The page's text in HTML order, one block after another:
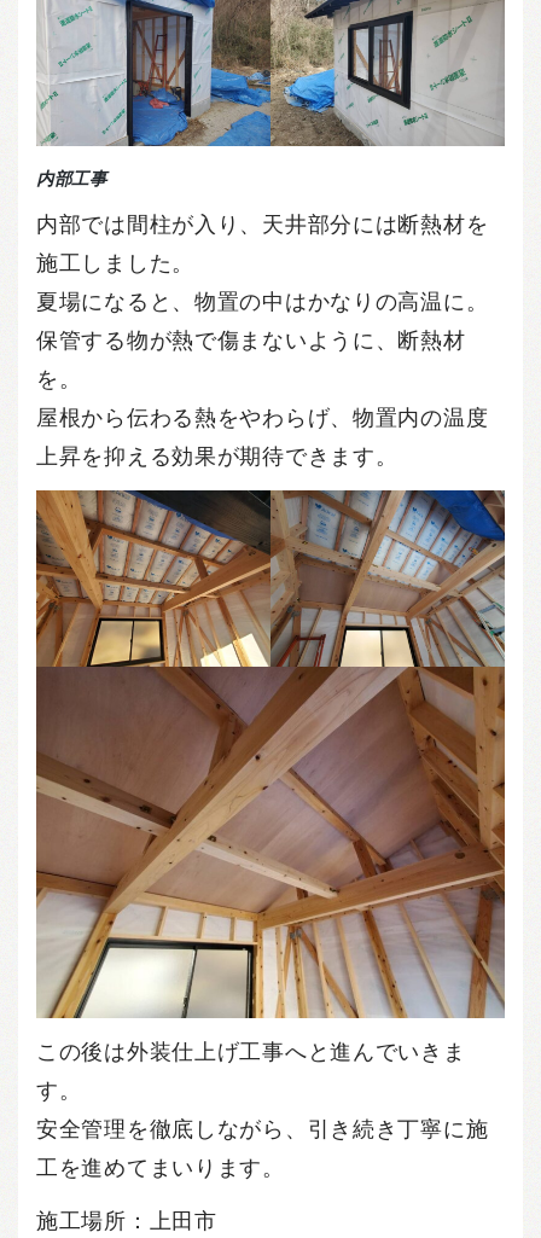
内部工事
内部では間柱が入り、天井部分には断熱材を
施工しました。
夏場になると、物置の中はかなりの高温に。
保管する物が熱で傷まないように、断熱材
を。
屋根から伝わる熱をやわらげ、物置内の温度
上昇を抑える効果が期待できます。
この後は外装仕上げ工事へと進んでいきま
す。
安全管理を徹底しながら、引き続き丁寧に施
工を進めてまいります。
施工場所：上田市